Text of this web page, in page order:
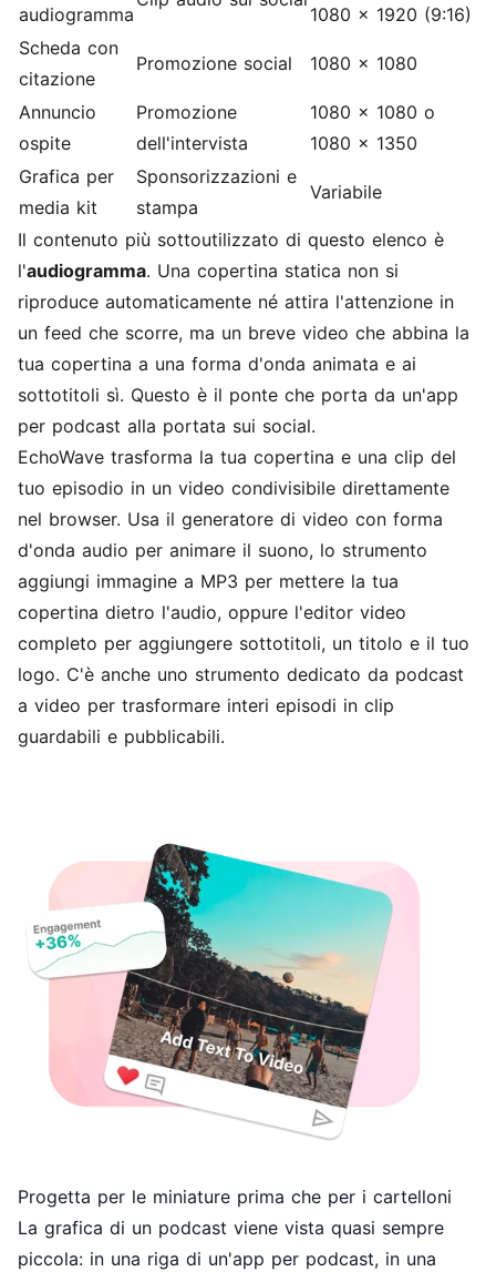
audiogramma
1080 x 1920 (9:16)
Scheda con
citazione
Promozione social 1080 x 1080
Annuncio
ospite
Promozione
dell'intervista
1080 x 1080 o
1080 x 1350
Grafica per
media kit
Sponsorizzazioni e
stampa
Variabile
Il contenuto più sottoutilizzato di questo elenco è
l'audiogramma. Una copertina statica non si
riproduce automaticamente né attira l'attenzione in
un feed che scorre, ma un breve video che abbina la
tua copertina a una forma d'onda animata e ai
sottotitoli sì. Questo è il ponte che porta da un'app
per podcast alla portata sui social.
EchoWave trasforma la tua copertina e una clip del
tuo episodio in un video condivisibile direttamente
nel browser. Usa il generatore di video con forma
d'onda audio per animare il suono, lo strumento
aggiungi immagine a MP3 per mettere la tua
copertina dietro l'audio, oppure l'editor video
completo per aggiungere sottotitoli, un titolo e il tuo
logo. C'è anche uno strumento dedicato da podcast
a video per trasformare interi episodi in clip
guardabili e pubblicabili.
Progetta per le miniature prima che per i cartelloni
La grafica di un podcast viene vista quasi sempre
piccola: in una riga di un'app per podcast, in una